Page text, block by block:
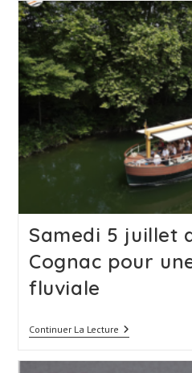
End
Du
4
–
5
Octobre
2025
:
Sur
Les
Routes
De
Bourgogne
Samedi 5 juillet
Cognac pour
fluviale
Continuer La LectureSamedi
5